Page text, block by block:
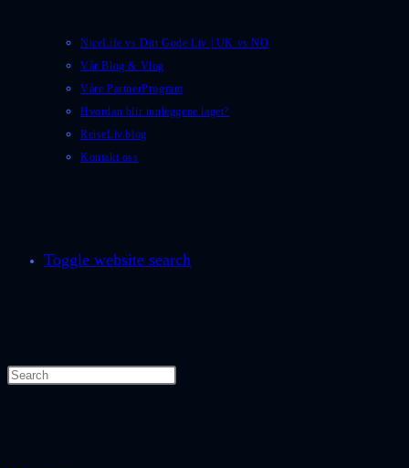
NiceLife vs Ditt Gode Liv | UK vs NO
Vår Blog & Vlog
Våre PartnerProgram
Hvordan blir innleggene laget?
ReiseLiv.blog
Kontakt oss
Toggle website search